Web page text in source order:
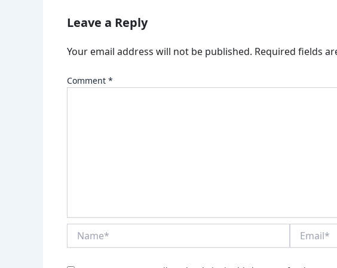
Leave a Reply
Your email address will not be published. Required fields
Comment *